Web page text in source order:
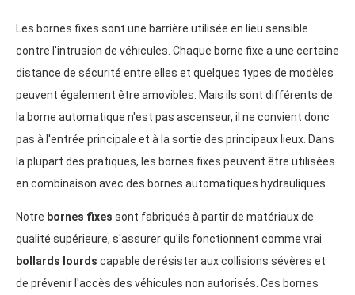
Les bornes fixes sont une barrière utilisée en lieu sensible
contre l'intrusion de véhicules. Chaque borne fixe a une certaine
distance de sécurité entre elles et quelques types de modèles
peuvent également être amovibles. Mais ils sont différents de
la borne automatique n'est pas ascenseur, il ne convient donc
pas à l'entrée principale et à la sortie des principaux lieux. Dans
la plupart des pratiques, les bornes fixes peuvent être utilisées
en combinaison avec des bornes automatiques hydrauliques.
Notre bornes fixes sont fabriqués à partir de matériaux de
qualité supérieure, s'assurer qu'ils fonctionnent comme vrai
bollards lourds capable de résister aux collisions sévères et
de prévenir l'accès des véhicules non autorisés. Ces bornes